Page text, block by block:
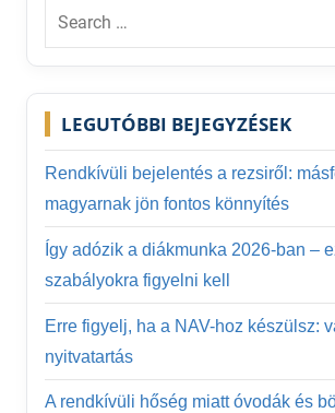
Search
LEGUTÓBBI BEJEGYZÉSEK
Rendkívüli bejelentés a rezsiről:
magyarnak jön fontos könnyítés
Így adózik a diákmunka 2026-ban –
szabályokra figyelni kell
Erre figyelj, ha a NAV-hoz készülsz:
nyitvatartás
A rendkívüli hőség miatt óvodák és